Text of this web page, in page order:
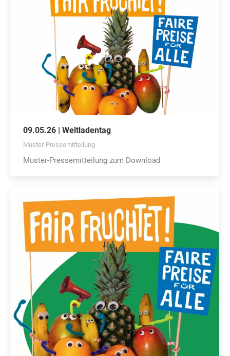
09.05.26 | Weltladentag
Muster-Pressemitteilung
Muster-Pressemitteilung zum Download